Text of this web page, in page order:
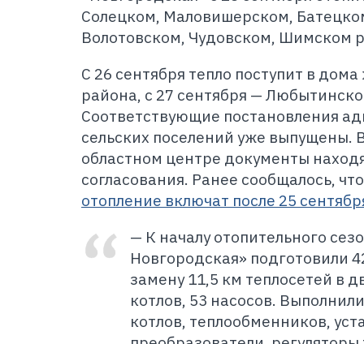
Солецком, Маловишерском,
Волотовском, Чудовском, Шимском
С 26 сентября тепло поступит в
района, с 27 сентября —
Соответствующие постановления
сельских поселений уже выпущены.
областном центре документы
согласования. Ранее сообщалось,
отопление включат после 25
— К началу отопительного
Новгородская» подготовили
замену 11,5 км теплосетей в
котлов, 53 насосов.
котлов, теплообменников,